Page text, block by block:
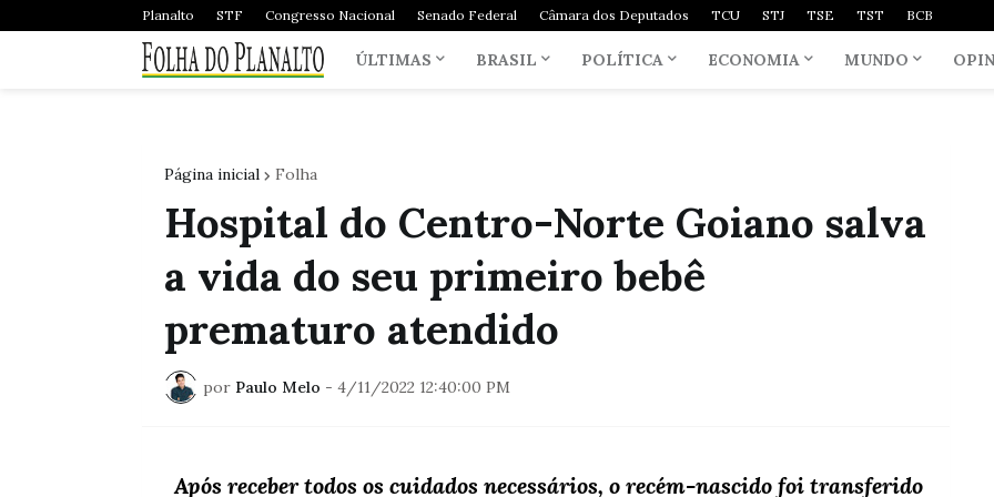
Planalto STF Congresso Nacional Senado Federal Câmara dos Deputados TCU STJ TSE TST BCB
ÚLTIMAS BRASIL POLÍTICA ECONOMIA MUNDO
Página inicial Folha
Hospital do Centro-Norte Goiano salva
a vida do seu primeiro bebê
prematuro atendido
por Paulo Melo - 4/11/2022 12:40:00 PM
Após receber todos os cuidados necessários, o recém-nascido foi transferido